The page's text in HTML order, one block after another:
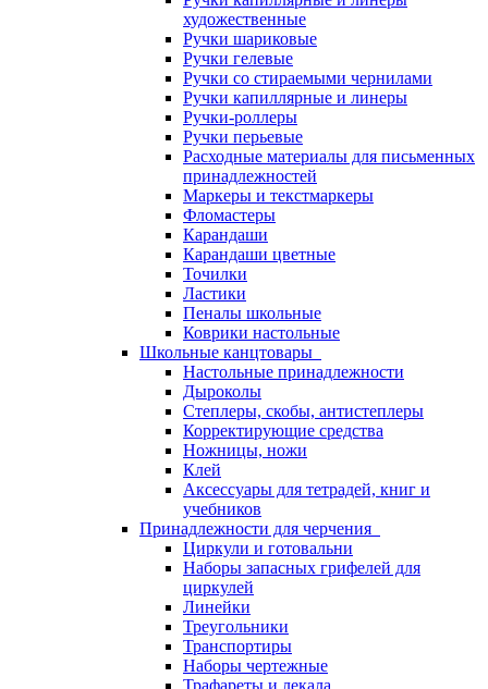
художественные
Ручки шариковые
Ручки гелевые
Ручки со стираемыми чернилами
Ручки капиллярные и линеры
Ручки-роллеры
Ручки перьевые
Расходные материалы для письменных
принадлежностей
Маркеры и текстмаркеры
Фломастеры
Карандаши
Карандаши цветные
Точилки
Ластики
Пеналы школьные
Коврики настольные
Школьные канцтовары
Настольные принадлежности
Дыроколы
Степлеры, скобы, антистеплеры
Корректирующие средства
Ножницы, ножи
Клей
Аксессуары для тетрадей, книг и
учебников
Принадлежности для черчения
Циркули и готовальни
Наборы запасных грифелей для
циркулей
Линейки
Треугольники
Транспортиры
Наборы чертежные
Трафареты и лекала